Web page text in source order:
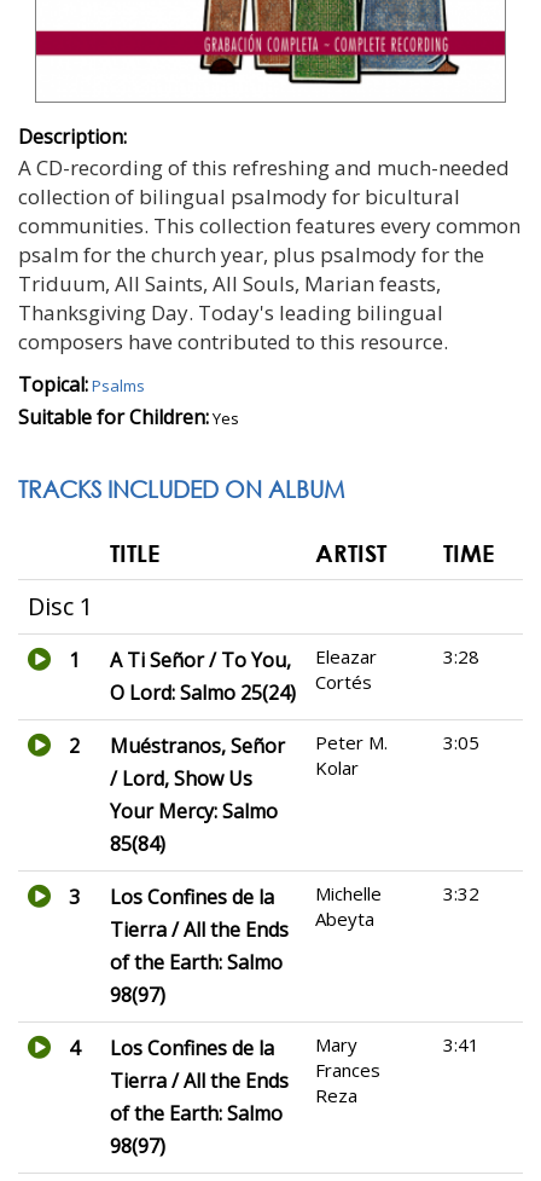
Description:
A CD-recording of this refreshing and much-needed
collection of bilingual psalmody for bicultural
communities. This collection features every common
psalm for the church year, plus psalmody for the
Triduum, All Saints, All Souls, Marian feasts,
Thanksgiving Day. Today's leading bilingual
composers have contributed to this resource.
Topical:Psalms
Suitable for Children:Yes
TRACKS INCLUDED ON ALBUM
TITLE ARTIST TIME
Disc 1
1
A Ti Señor / To You,
O Lord: Salmo 25(24)
Eleazar
Cortés
3:28
2
Muéstranos, Señor
/ Lord, Show Us
Your Mercy: Salmo
85(84)
Peter M.
Kolar
3:05
3
Los Confines de la
Tierra / All the Ends
of the Earth: Salmo
98(97)
Michelle
Abeyta
3:32
4
Los Confines de la
Tierra / All the Ends
of the Earth: Salmo
98(97)
Mary
Frances
Reza
3:41